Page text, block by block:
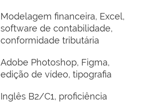
Modelagem financeira, Excel,
software de contabilidade,
conformidade tributária
Adobe Photoshop, Figma,
edição de vídeo, tipografia
Inglês B2/C1, proficiência